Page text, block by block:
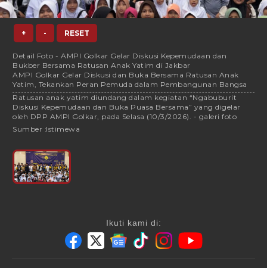
+ - RESET
Detail Foto - AMPI Golkar Gelar Diskusi Kepemudaan dan
Bukber Bersama Ratusan Anak Yatim di Jakbar
AMPI Golkar Gelar Diskusi dan Buka Bersama Ratusan Anak
Yatim, Tekankan Peran Pemuda dalam Pembangunan Bangsa
Ratusan anak yatim diundang dalam kegiatan “Ngabuburit
Diskusi Kepemudaan dan Buka Puasa Bersama” yang digelar
oleh DPP AMPI Golkar, pada Selasa (10/3/2026). - galeri foto
Sumber :Istimewa
Ikuti kami di: